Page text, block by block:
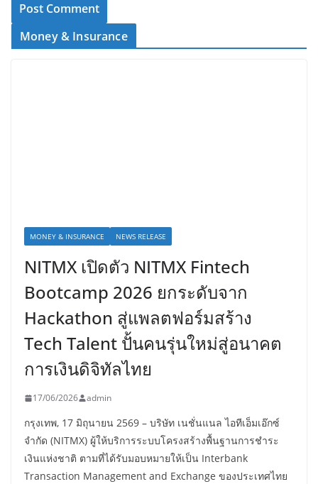
Money & Insurance
MONEY & INSURANCE NEWS RELEASE
NITMX เปิดตัว NITMX Fintech
Bootcamp 2026 ยกระดับจาก
Hackathon สู่แพลตฟอร์มสร้าง
Tech Talent ปั้นคนรุ่นใหม่สู่อนาคต
การเงินดิจิทัลไทย
17/06/2026 admin
กรุงเทพ, 17 มิถุนายน 2569 – บริษัท เนชั่นแนล ไอทีเอ็มเอ๊กซ์
จำกัด (NITMX) ผู้ให้บริการระบบโครงสร้างพื้นฐานการชำระ
เงินแห่งชาติ ตามที่ได้รับมอบหมายให้เป็น Interbank
Transaction Management and Exchange ของประเทศไทย